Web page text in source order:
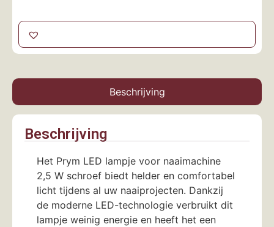
Beschrijving
Beschrijving
Het Prym LED lampje voor naaimachine
2,5 W schroef biedt helder en comfortabel
licht tijdens al uw naaiprojecten. Dankzij
de moderne LED-technologie verbruikt dit
lampje weinig energie en heeft het een